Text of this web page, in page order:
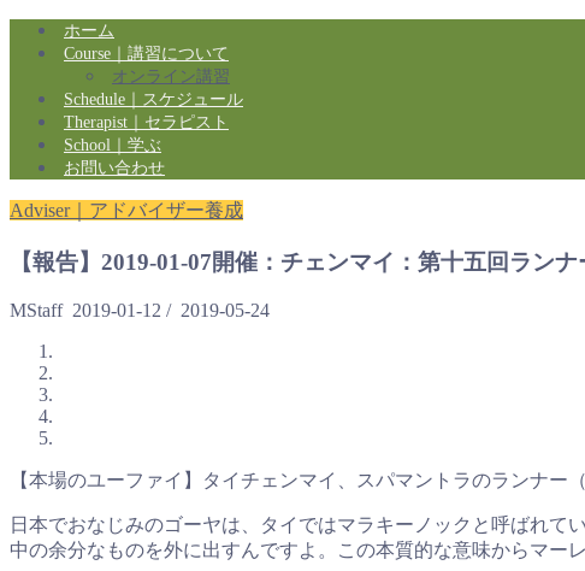
ホーム
Course｜講習について
オンライン講習
Schedule｜スケジュール
Therapist｜セラピスト
School｜学ぶ
お問い合わせ
Adviser｜アドバイザー養成
【報告】2019-01-07開催：チェンマイ：第十五回ラン
MStaff 2019-01-12 / 2019-05-24
【本場のユーファイ】タイチェンマイ、スパマントラのランナ
日本でおなじみのゴーヤは、タイではマラキーノックと呼ばれ
中の余分なものを外に出すんですよ。この本質的な意味からマー